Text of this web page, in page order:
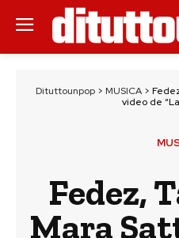
Dituttounpop > MUSICA >
video de
Fedez,
Mara